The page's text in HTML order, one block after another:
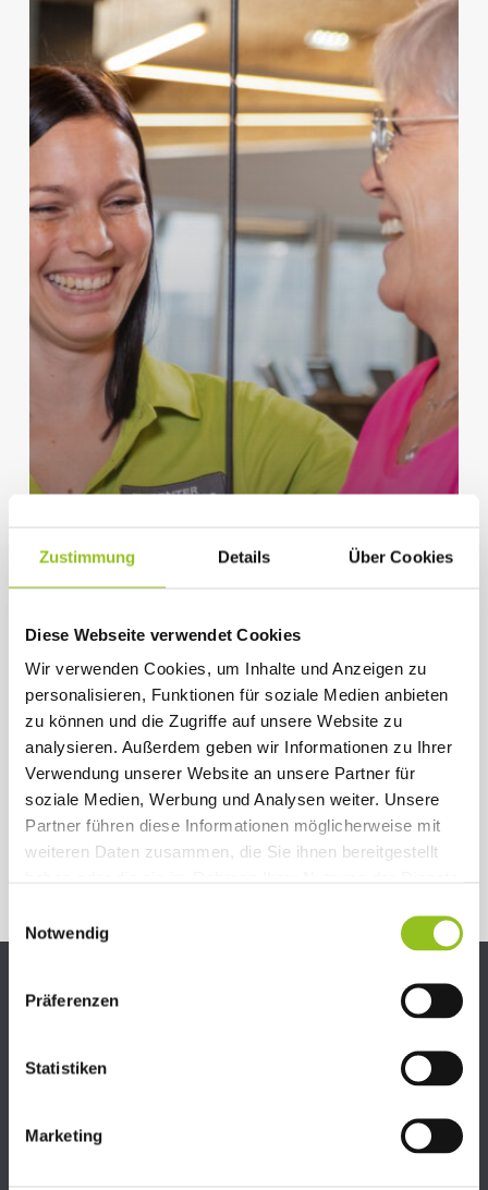
Zustimmung Details Über Cookies
Diese Webseite verwendet Cookies
Wir verwenden Cookies, um Inhalte und Anzeigen zu
personalisieren, Funktionen für soziale Medien anbieten
zu können und die Zugriffe auf unsere Website zu
analysieren. Außerdem geben wir Informationen zu Ihrer
Verwendung unserer Website an unsere Partner für
soziale Medien, Werbung und Analysen weiter. Unsere
Partner führen diese Informationen möglicherweise mit
weiteren Daten zusammen, die Sie ihnen bereitgestellt
Notwendig
Präferenzen
Statistiken
Marketing
Gesundheit & Wohlbefinden Kraft-Training
KRAFTTRAINING
GEGEN
OSTEOPOROSE